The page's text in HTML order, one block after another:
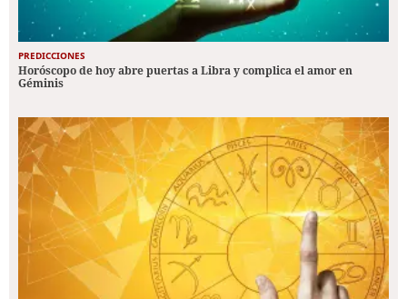
PREDICCIONES
Horóscopo de hoy abre puertas a Libra y complica el amor en
Géminis